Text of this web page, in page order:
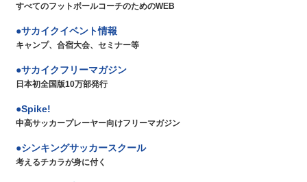
すべてのフットボールコーチのためのWEB
サカイクイベント情報
キャンプ、合宿大会、セミナー等
サカイクフリーマガジン
日本初全国版10万部発行
Spike!
中高サッカープレーヤー向けフリーマガジン
シンキングサッカースクール
考えるチカラが身に付く